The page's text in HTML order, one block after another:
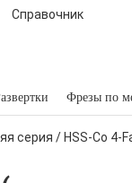
Справочник
Фрезы по
серия / HSS-Co 4-